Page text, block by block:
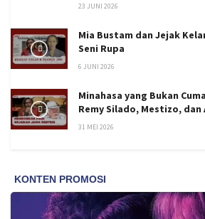
23 JUNI 2026
Mia Bustam dan Jejak
Seni Rupa
6 JUNI 2026
Minahasa yang Bukan
Remy Silado, Mestizo,
31 MEI 2026